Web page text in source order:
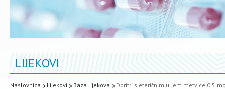
LIJEKOVI
Naslovnica Lijekovi Baza lijekova Doritri s eteričnim uljem metvice 0,5